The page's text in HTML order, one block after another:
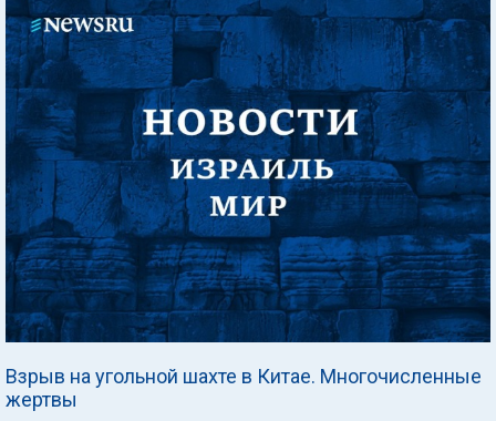
Взрыв на угольной шахте в Китае. Многочисленные
жертвы